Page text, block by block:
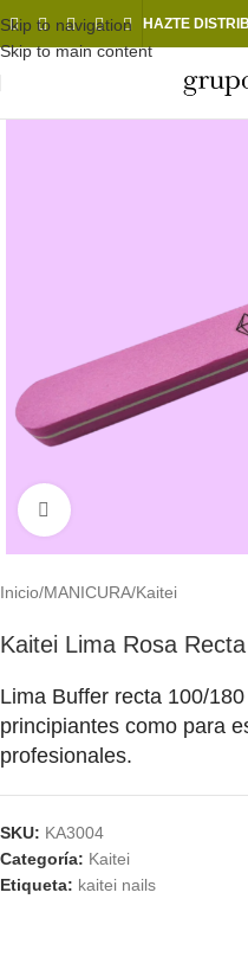
Skip to navigation
Skip to main content
HAZTE
Click to enlarge
Inicio/MANICURA/Kaitei
Kaitei Lima Rosa
Lima Buffer recta 100/
principiantes como para
profesionales.
SKU: KA3004
Categoría: Kaitei
Etiqueta: kaitei nails